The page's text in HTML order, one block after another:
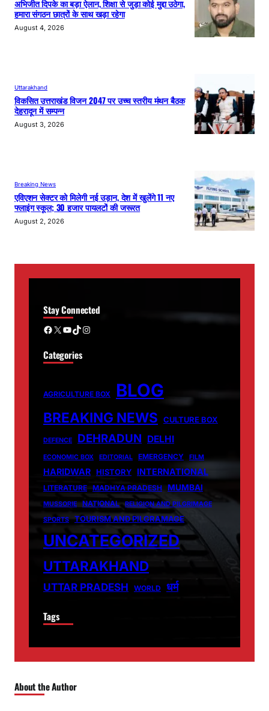
अभिजीत दिपके का बड़ा ऐलान, शिक्षा से जुड़ा कोई मुद्दा उठेगा,
हमारा संगठन छात्रों के साथ खड़ा रहेगा
August 4, 2026
Uttarakhand
विकसित उत्तराखंड विजन 2047 पर उच्च स्तरीय मंथन बैठक
देहरादून में सम्पन्न
August 3, 2026
Breaking News
एविएशन सेक्टर को मिलेगी नई उड़ान, देश में खुलेंगे 11 नए
फ्लाइंग स्कूल; 30 हजार पायलटों की जरूरत
August 2, 2026
Stay Connected
Facebook X YouTube TikTok Instagram
Categories
AGRICULTURE BOX BLOG
BREAKING NEWS CULTURE BOX
DEFENCE DEHRADUN DELHI
ECONOMIC BOX EDITORIAL EMERGENCY FILM
HARIDWAR HISTORY INTERNATIONAL
LITERATURE MADHYA PRADESH MUMBAI
MUSSORIE NATIONAL
RELIGION AND PILGRIMAGE
SPORTS
TOURISM AND PILGRAMAGE
UNCATEGORIZED
UTTARAKHAND
UTTAR PRADESH WORLD धर्म
Tags
About the Author